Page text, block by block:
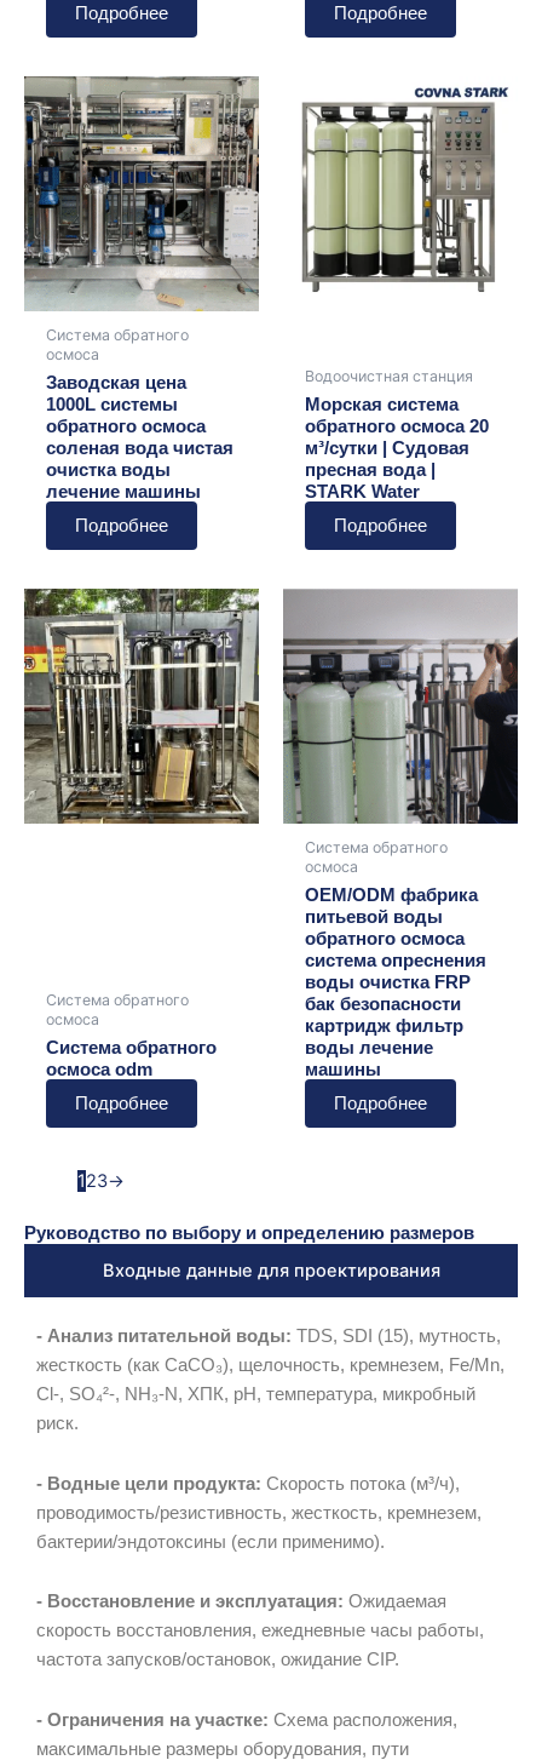
Подробнее Подробнее
Система обратного
осмоса
Заводская цена
1000L системы
обратного осмоса
соленая вода чистая
очистка воды
лечение машины
Подробнее
Водоочистная станция
Морская система
обратного осмоса 20
м³/сутки | Судовая
пресная вода |
STARK Water
Подробнее
Система обратного
осмоса
Система обратного
осмоса odm
Подробнее
Система обратного
осмоса
OEM/ODM фабрика
питьевой воды
обратного осмоса
система опреснения
воды очистка FRP
бак безопасности
картридж фильтр
воды лечение
машины
Подробнее
123→
Руководство по выбору и определению размеров
Входные данные для проектирования
- Анализ питательной воды: TDS, SDI (15), мутность,
жесткость (как CaCO₃), щелочность, кремнезем, Fe/Mn,
Cl-, SO₄²-, NH₃-N, ХПК, pH, температура, микробный
риск.
- Водные цели продукта: Скорость потока (м³/ч),
проводимость/резистивность, жесткость, кремнезем,
бактерии/эндотоксины (если применимо).
- Восстановление и эксплуатация: Ожидаемая
скорость восстановления, ежедневные часы работы,
частота запусков/остановок, ожидание CIP.
- Ограничения на участке: Схема расположения,
максимальные размеры оборудования, пути